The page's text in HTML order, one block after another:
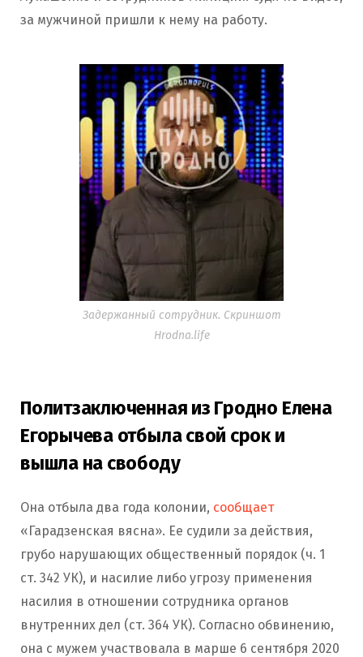
за мужчиной пришли к нему на работу.
Задержанный сотрудник. Скриншот
Hrodna.life
Политзаключенная из Гродно Елена
Егорычева отбыла свой срок и
вышла на свободу
Она отбыла два года колонии, сообщает
«Гарадзенская вясна». Ее судили за действия,
грубо нарушающих общественный порядок (ч. 1
ст. 342 УК), и насилие либо угрозу применения
насилия в отношении сотрудника органов
внутренних дел (ст. 364 УК). Согласно обвинению,
она с мужем участвовала в марше 6 сентября 2020